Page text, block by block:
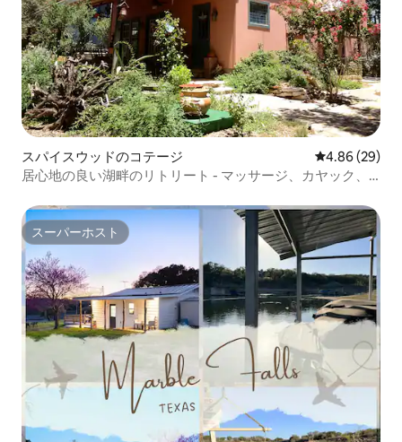
スパイスウッドのコテージ レビュー29
4.86 (29)
居心地の良い湖畔のリトリート - マッサージ、カヤック、
スーパーホスト
スーパーホスト